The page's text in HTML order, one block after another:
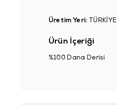
Üretim Yeri: TÜRKİYE
Ürün İçeriği
%100 Dana Derisi